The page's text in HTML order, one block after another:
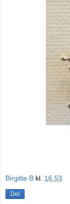
Birgitte B kl. 16.53
Del